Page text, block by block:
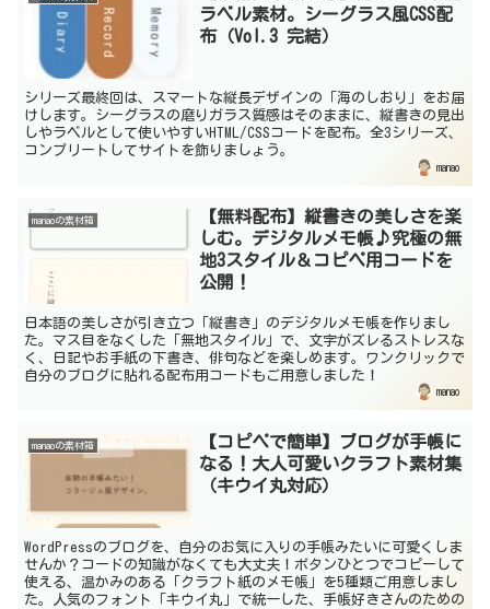
ラベル素材。シーグラス風CSS配
布（Vol.3 完結）
シリーズ最終回は、スマートな縦長デザインの「海のしおり」をお届
けします。シーグラスの磨りガラス質感はそのままに、縦書きの見出
しやラベルとして使いやすいHTML/CSSコードを配布。全3シリーズ、
コンプリートしてサイトを飾りましょう。
manao
manaoの素材箱
【無料配布】縦書きの美しさを楽
しむ。デジタルメモ帳♪究極の無
地3スタイル＆コピペ用コードを
公開！
日本語の美しさが引き立つ「縦書き」のデジタルメモ帳を作りまし
た。マス目をなくした「無地スタイル」で、文字がズレるストレスな
く、日記やお手紙の下書き、俳句などを楽しめます。ワンクリックで
自分のブログに貼れる配布用コードもご用意しました！
manao
manaoの素材箱
【コピペで簡単】ブログが手帳に
なる！大人可愛いクラフト素材集
（キウイ丸対応）
WordPressのブログを、自分のお気に入りの手帳みたいに可愛くしま
せんか？コードの知識がなくても大丈夫！ボタンひとつでコピーして
使える、温かみのある「クラフト紙のメモ帳」を5種類ご用意しまし
た。人気のフォント「キウイ丸」で統一した、手帳好きさんのための